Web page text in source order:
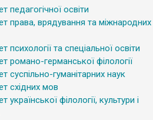
педагогічної освіти
права, врядування та міжнародних
психології та спеціальної освіти
романо-германської філології
суспільно-гуманітарних наук
східних мов
української філології, культури і